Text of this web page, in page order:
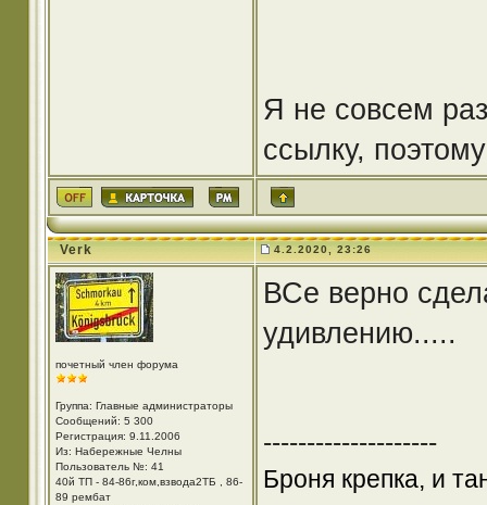
Я не совсем
ссылку,
Verk 4.2.2020, 23:26
почетный член форума
Группа: Главные администраторы
Сообщений: 5 300
Регистрация: 9.11.2006
Из: Набережные Челны
Пользователь №: 41
40й ТП - 84-86г,ком,взвода2ТБ , 86-
89 рембат
ВСе верно
удивлению.....
--------------------
Броня крепка, и